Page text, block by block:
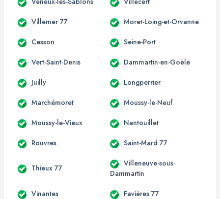
Villemer 77 Moret-Loing-et-Orvanne
Cesson Seine-Port
Vert-Saint-Denis Dammartin-en-Goële
Juilly Longperrier
Marchémoret Moussy-le-Neuf
Moussy-le-Vieux Nantouillet
Rouvres Saint-Mard 77
Thieux 77
Villeneuve-sous-
Dammartin
Vinantes Favières 77